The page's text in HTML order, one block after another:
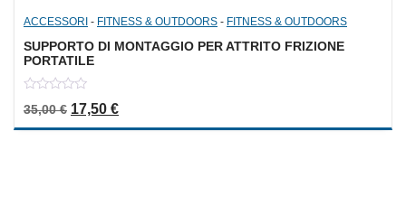
ACCESSORI - FITNESS & OUTDOORS - FITNESS & OUTDOORS
SUPPORTO DI MONTAGGIO PER ATTRITO FRIZIONE
PORTATILE
out
35,00€ Il prezzo originale era: 35,00 €.
17,50 €Il prezzo attuale è: 17,50 €.